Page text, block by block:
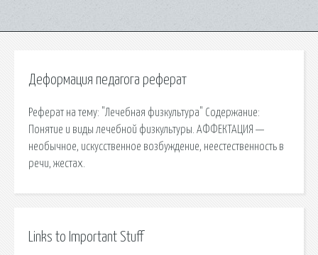
Деформация педагога реферат
Реферат на тему: "Лечебная физкультура" Содержание:
Понятие и виды лечебной физкультуры. АФФЕКТАЦИЯ —
необычное, искусственное возбуждение, не­естественность в
речи, жестах.
Links to Important Stuff